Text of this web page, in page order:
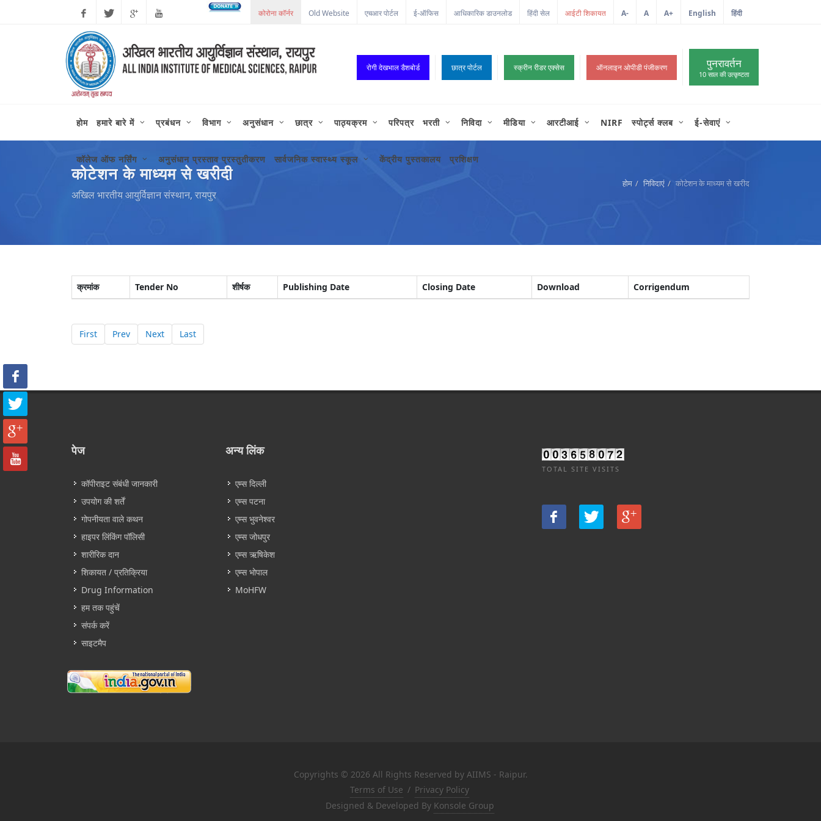
FacebookTwitter
Plus
कोरोना कॉर्नर Old Website एचआर पोर्टल ई-ऑफिस आधिकारिक डाउनलोड हिंदी सेल आईटी शिकायत A- A A+ English हिंदी
रोगी देखभाल डैशबोर्ड छात्र पोर्टल स्क्रीन रीडर एक्सेस ऑनलाइन ओपीडी पंजीकरण पुनरावर्तन
10 साल की उत्कृष्टता
होम हमारे बारे में प्रबंधन विभाग अनुसंधान छात्र पाठ्यक्रम परिपत्र भरती निविदा मीडिया आरटीआई NIRF स्पोर्ट्स क्लब ई-सेवाएं
कॉलेज ऑफ नर्सिंग अनुसंधान प्रस्ताव प्रस्तुतीकरण सार्वजनिक स्वास्थ्य स्कूल केंद्रीय पुस्तकालय प्रशिक्षण
कोटेशन के माध्यम से खरीदी
अखिल भारतीय आयुर्विज्ञान संस्थान, रायपुर
होम निविदाएं कोटेशन के माध्यम से खरीद
क्रमांक Tender No शीर्षक Publishing Date Closing Date Download Corrigendum
First Prev Next Last
पेज
कॉपीराइट संबंधी जानकारी
उपयोग की शर्तें
गोपनीयता वाले कथन
हाइपर लिंकिंग पॉलिसी
शारीरिक दान
शिकायत / प्रतिक्रिया
Drug Information
हम तक पहुंचें
संपर्क करें
साइटमैप
अन्य लिंक
एम्स दिल्ली
एम्स पटना
एम्स भुवनेश्वर
एम्स जोधपुर
एम्स ऋषिकेश
एम्स भोपाल
MoHFW
TOTAL SITE VISITS
Copyrights © 2026 All Rights Reserved by AIIMS - Raipur.
Terms of Use / Privacy Policy
Designed & Developed By Konsole Group